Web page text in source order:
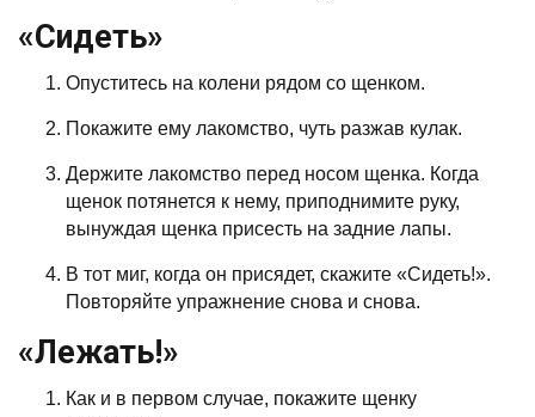
«Сидеть»
Опуститесь на колени рядом со щенком.
Покажите ему лакомство, чуть разжав кулак.
Держите лакомство перед носом щенка. Когда
щенок потянется к нему, приподнимите руку,
вынуждая щенка присесть на задние лапы.
В тот миг, когда он присядет, скажите «Сидеть!».
Повторяйте упражнение снова и снова.
«Лежать!»
Как и в первом случае, покажите щенку